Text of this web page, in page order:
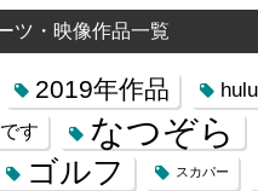
ツ・映像作品一覧
2019年作品 hulu
す なつぞら
ゴルフ スカパー